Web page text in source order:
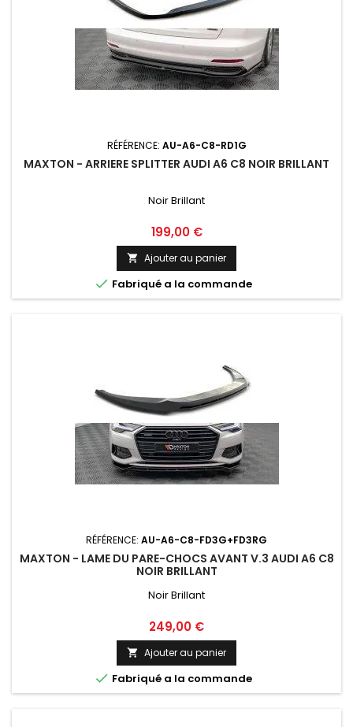
RÉFÉRENCE: AU-A6-C8-RD1G
MAXTON - ARRIERE SPLITTER AUDI A6 C8 NOIR BRILLANT
Noir Brillant
Prix
199,00 €
 Ajouter au panier
 Fabriqué a la commande
RÉFÉRENCE: AU-A6-C8-FD3G+FD3RG
MAXTON - LAME DU PARE-CHOCS AVANT V.3 AUDI A6 C8
NOIR BRILLANT
Noir Brillant
Prix
249,00 €
 Ajouter au panier
 Fabriqué a la commande